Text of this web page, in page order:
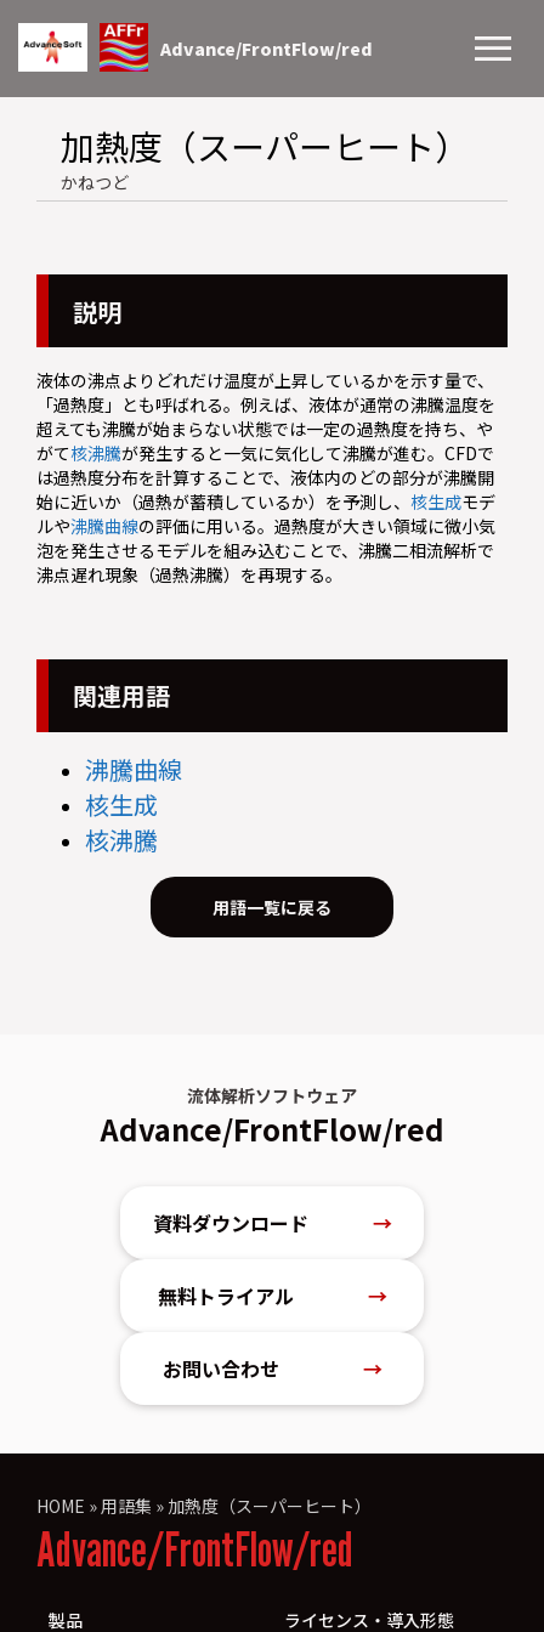
Advance/FrontFlow/red
加熱度（スーパーヒート）
かねつど
説明
液体の沸点よりどれだけ温度が上昇しているかを示す量で、
「過熱度」とも呼ばれる。例えば、液体が通常の沸騰温度を
超えても沸騰が始まらない状態では一定の過熱度を持ち、や
がて核沸騰が発生すると一気に気化して沸騰が進む。CFDで
は過熱度分布を計算することで、液体内のどの部分が沸騰開
始に近いか（過熱が蓄積しているか）を予測し、 核生成モデ
ルや沸騰曲線の評価に用いる。過熱度が大きい領域に微小気
泡を発生させるモデルを組み込むことで、沸騰二相流解析で
沸点遅れ現象（過熱沸騰）を再現する。
関連用語
沸騰曲線
核生成
核沸騰
用語一覧に戻る
流体解析ソフトウェア
Advance/FrontFlow/red
資料ダウンロード →
無料トライアル →
お問い合わせ →
HOME »用語集 » 加熱度（スーパーヒート）
Advance/FrontFlow/red
製品 ライセンス・導入形態